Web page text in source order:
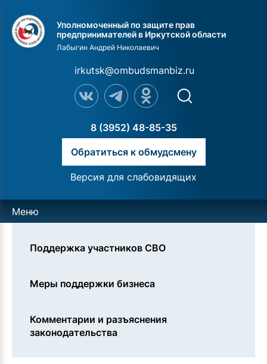
Уполномоченный по защите прав
предпринимателей в Иркутской области
Лабыгин Андрей Николаевич
irkutsk@ombudsmanbiz.ru
8 (3952) 48-85-35
Обратиться к обмудсмену
Версия для слабовидящих
Меню
Поддержка участников СВО
Меры поддержки бизнеса
Комментарии и разъяснения
законодательства